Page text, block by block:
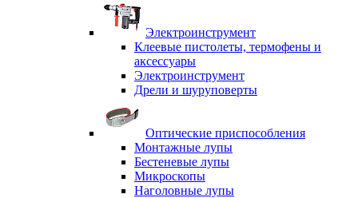
Электроинструмент
Клеевые пистолеты, термофены и
аксессуары
Электроинструмент
Дрели и шуруповерты
Оптические приспособления
Монтажные лупы
Бестеневые лупы
Микроскопы
Наголовные лупы